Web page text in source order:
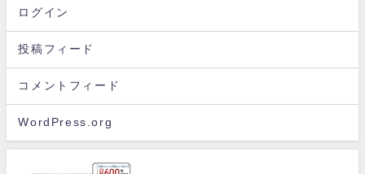
ログイン
投稿フィード
コメントフィード
WordPress.org